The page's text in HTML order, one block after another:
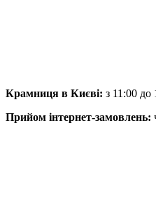
Крамниця в Києві: з 11:00 до
Прийом інтернет-замовлень: